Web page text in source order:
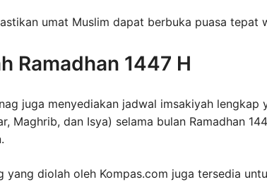
umat Muslim dapat berbuka puasa tepat
Ramadhan 1447 H
juga menyediakan jadwal imsakiyah lengkap
Maghrib, dan Isya) selama bulan Ramadhan
yang diolah oleh Kompas.com juga tersedia